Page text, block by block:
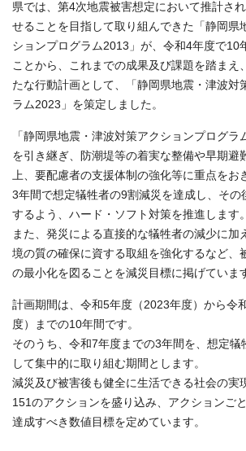
県では、第4次地震被害想定において推計さ
せることを目指して取り組んできた「静岡県
ションプログラム2013」が、令和4年度で10
ことから、これまでの成果及び課題を踏まえ
たな行動計画として、「静岡県地震・津波対
ラム2023」を策定しました。
「静岡県地震・津波対策アクションプログラ
を引き継ぎ、防潮堤等の着実な整備や早期避
上、要配慮者の支援体制の強化等に重点をお
3年間で想定犠牲者の9割減災を達成し、その
するよう、ハード・ソフト対策を推進します。
また、発災による直接的な犠牲者の減少に加
境の質の確保に資する取組を強化するなど、
の最小化を図ることを減災目標に掲げていま
計画期間は、令和5年度（2023年度）から令
度）までの10年間です。
そのうち、令和7年度までの3年間を、想定犠
して集中的に取り組む期間とします。
減災及び被害後も健全に生活できる社会の実
151のアクションを盛り込み、アクションご
達成すべき数値目標を定めています。